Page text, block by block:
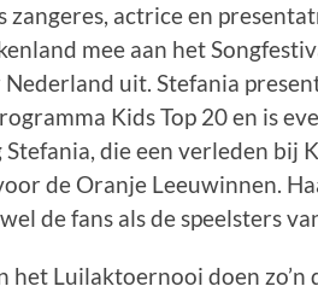
zangeres, actrice en
mee aan het
uit. Stefania
Kids Top 20 en is
Stefania, die een verleden bij
de Oranje Leeuwinnen.
de fans als de speelsters
het Luilaktoernooi doen